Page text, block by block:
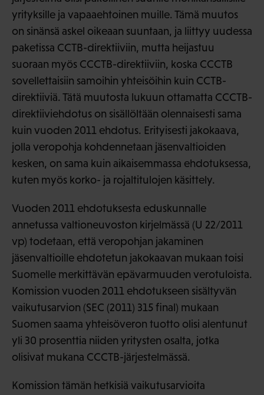
yrityksille ja vapaaehtoinen muille. Tämä muutos
on sinänsä askel oikeaan suuntaan, ja liittyy uudessa
paketissa CCTB-direktiiviin, mutta heijastuu
suoraan myös CCCTB-direktiiviin, koska CCCTB
sovellettaisiin samoihin yhteisöihin kuin CCTB-
direktiiviä. Tätä muutosta lukuun ottamatta CCCTB-
direktiiviehdotus on sisällöltään olennaisesti sama
kuin vuoden 2011 ehdotus. Erityisesti jakokaava,
jolla veropohja kohdennetaan jäsenvaltioiden
kesken, on sama kuin aikaisemmassa ehdotuksessa,
kuten myös korko- ja rojaltitulojen käsittely.
Vuoden 2011 ehdotuksesta eduskunnalle
annetussa valtioneuvoston kirjelmässä (U 22/2011
vp) todetaan, että veropohjan jakaminen
jäsenvaltioille ehdotetun jakokaavan mukaan toisi
Suomelle merkittävän epävarmuuden verotuloista.
Komission vuoden 2011 ehdotukseen sisältyvän
vaikutusarvion (SEC (2011) 315 final) mukaan
Suomen saama yhteisöveron tuotto olisi alentunut
yli 30 prosenttia niiden yritysten osalta, jotka
olisivat mukana CCCTB-järjestelmässä.
Komission tämän hetkisiä vaikutusarvioita